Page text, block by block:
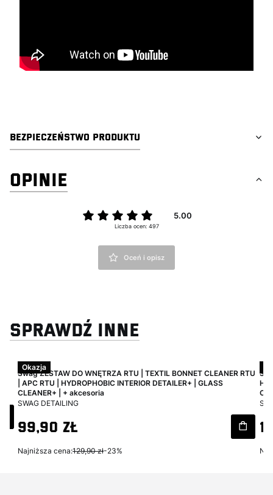
BEZPIECZEŃSTWO PRODUKTU
OPINIE
5.00
Liczba ocen: 497
Oceń i opisz
SPRAWDŹ INNE
Okazja
Swag ZESTAW DO WNĘTRZA RTU | TEXTIL BONNET CLEANER RTU
| APC RTU | HYDROPHOBIC INTERIOR DETAILER+ | GLASS
CLEANER+ | + akcesoria
PRODUCENT
SWAG DETAILING
Cena promocyjna
99,90 zł
Najniższa cena:129,90 zł-23%